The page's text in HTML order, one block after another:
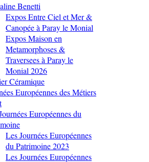
Benetti
Expos Entre Ciel et Mer &
Canopée à Paray le Monial
Expos Maison en
Metamorphoses &
Traversees à Paray le
Monial 2026
Céramique
Européennes des Métiers
Européennes du
Les Journées Européennes
du Patrimoine 2023
Les Journées Européennes